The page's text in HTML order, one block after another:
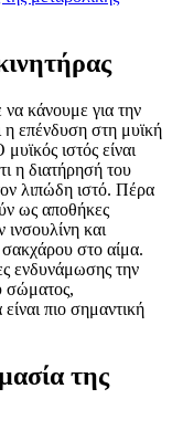
κάνουμε για την
η επένδυση στη μυϊκή
ιστός είναι
η διατήρησή του
λιπώδη ιστό. Πέρα
ως αποθήκες
ινσουλίνη και
στο αίμα.
ενδυνάμωσης την
σώματος,
πιο σημαντική
της